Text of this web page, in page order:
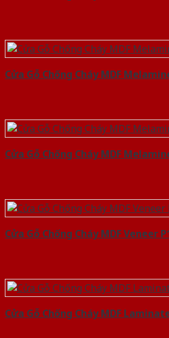
Cửa Gỗ Chống Cháy MDF
Cửa Gỗ Chống Cháy MDF
Cửa Gỗ Chống Cháy MDF Veneer
Cửa Gỗ Chống Cháy MDF